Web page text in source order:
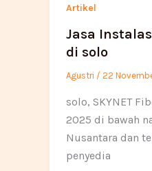
Artikel
Jasa
di solo
Agustri / 22
solo, SKYNET
2025 di bawah
Nusantara dan
penyedia